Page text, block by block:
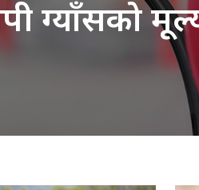
ग्याँसको